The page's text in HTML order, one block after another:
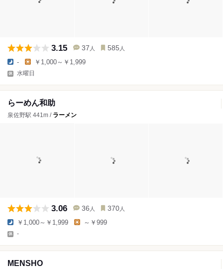
3.15 37 人 585 人
- ￥1,000～￥1,999
水曜日
らーめん和助
泉佐野駅 441m / ラーメン
3.06 36 人 370 人
￥1,000～￥1,999 ～￥999
-
MENSHO